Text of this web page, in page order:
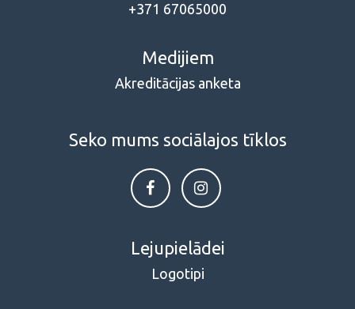
+371 67065000
Medijiem
Akreditācijas anketa
Seko mums sociālajos tīklos
Lejupielādei
Logotipi